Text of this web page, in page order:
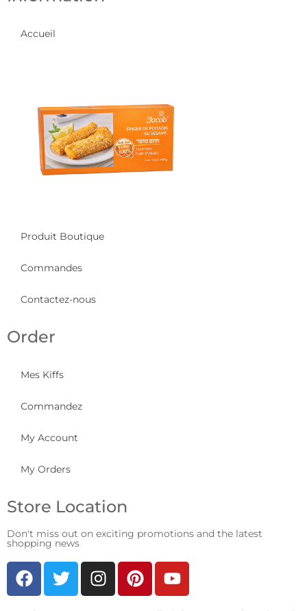
Accueil
Produit Boutique
Commandes
Contactez-nous
Order
Mes Kiffs
Commandez
My Account
My Orders
Store Location
Don't miss out on exciting promotions and the latest
shopping news